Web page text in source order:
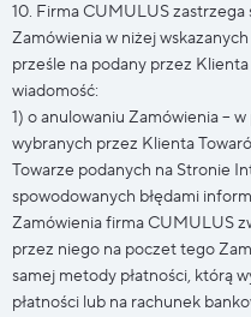
10. Firma CUMULUS
Zamówienia w niżej
prześle na podany przez
wiadomość:
1) o anulowaniu Zamówienia –
wybranych przez Klienta
Towarze podanych na Stronie
spowodowanych błędami
Zamówienia firma CUMULUS
przez niego na poczet tego
samej metody płatności, którą
płatności lub na rachunek